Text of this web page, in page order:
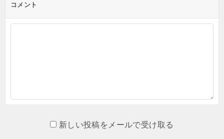
コメント
新しい投稿をメールで受け取る